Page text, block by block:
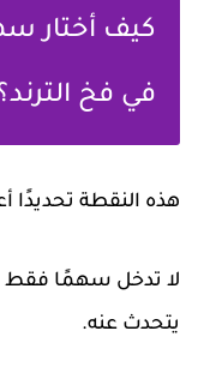
كيف أختار
في فخ الترند؟
هذه النقطة تحديدًا
لا تدخل سهمًا فقط
يتحدث عنه.